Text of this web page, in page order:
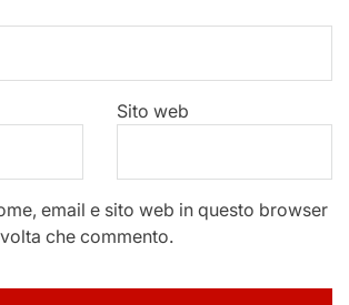
Sito web
email e sito web in questo browser
che commento.